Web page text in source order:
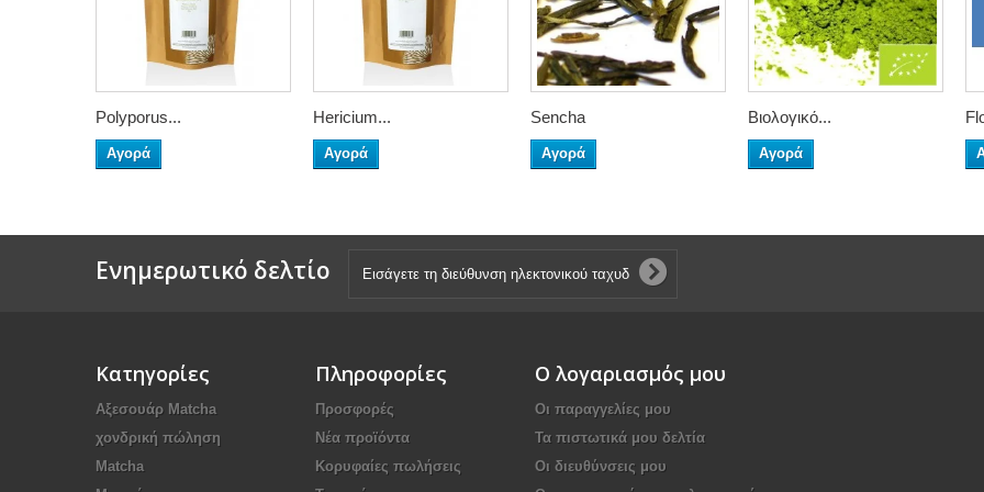
Polyporus...
Αγορά
Hericium...
Αγορά
Sencha
Αγορά
Βιολογικό...
Αγορά
Ενημερωτικό δελτίο
Κατηγορίες
Αξεσουάρ Μatcha
χονδρική πώληση
Matcha
Πληροφορίες
Προσφορές
Νέα προϊόντα
Κορυφαίες πωλήσεις
Ο λογαριασμός μου
Οι παραγγελίες μου
Τα πιστωτικά μου δελτία
Οι διευθύνσεις μου